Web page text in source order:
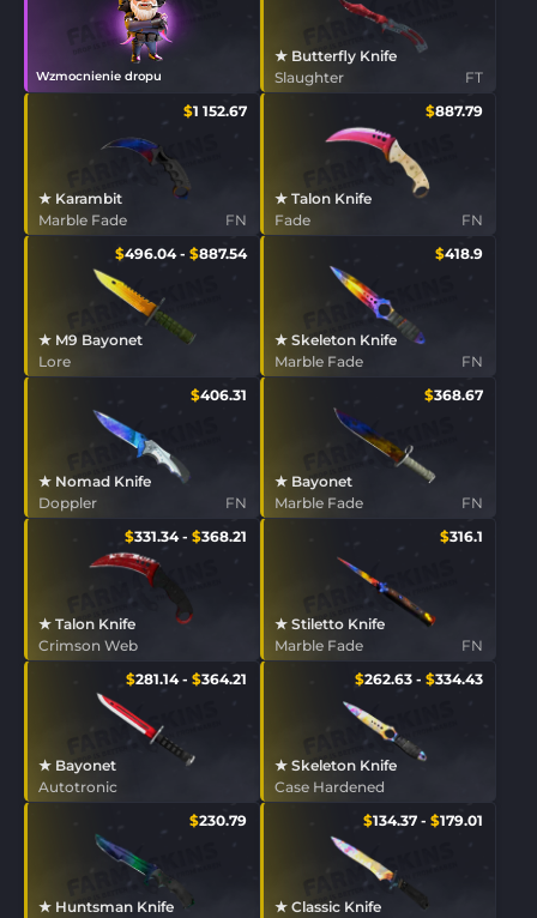
Wzmocnienie dropu FT
★ Butterfly Knife
Slaughter
$1 152.67
FN
★ Karambit
Marble Fade
$887.79
FN
★ Talon Knife
Fade
$496.04- $887.54
★ M9 Bayonet
Lore
$418.9
FN
★ Skeleton Knife
Marble Fade
$406.31
FN
★ Nomad Knife
Doppler
$368.67
FN
★ Bayonet
Marble Fade
$331.34- $368.21
★ Talon Knife
Crimson Web
$316.1
FN
★ Stiletto Knife
Marble Fade
$281.14- $364.21
★ Bayonet
Autotronic
$262.63 - $334.43
★ Skeleton Knife
Case Hardened
$230.79
★ Huntsman Knife
$134.37 - $179.01
★ Classic Knife